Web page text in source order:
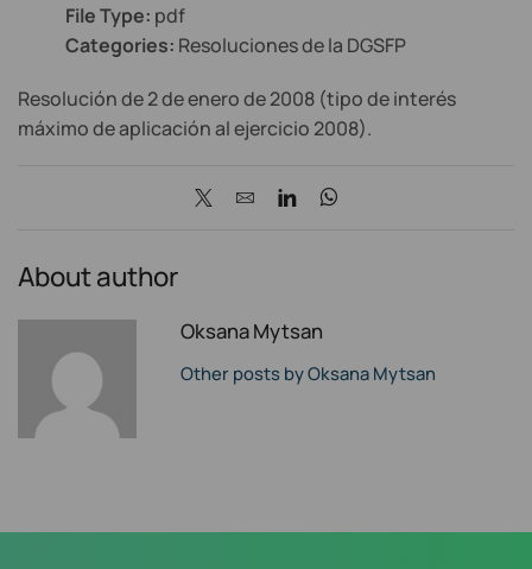
Resolución de 2 de enero de 2008 (tipo de interés
máximo de aplicación al ejercicio 2008).
File Type: pdf
Categories: Resoluciones de la DGSFP
About author
Oksana Mytsan
Other posts by Oksana Mytsan